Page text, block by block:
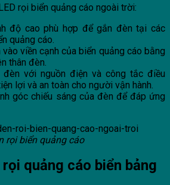
rọi biển quảng cáo ngoài trời:
độ cao phù hợp để gắn đèn tại các
quảng cáo.
viền cạnh của biển quảng cáo bằng
thân đèn.
với nguồn điện và công tắc điều
lợi và an toàn cho người vận hành.
góc chiếu sáng của đèn để đáp ứng
rọi biển quảng cáo
quảng cáo biển bảng